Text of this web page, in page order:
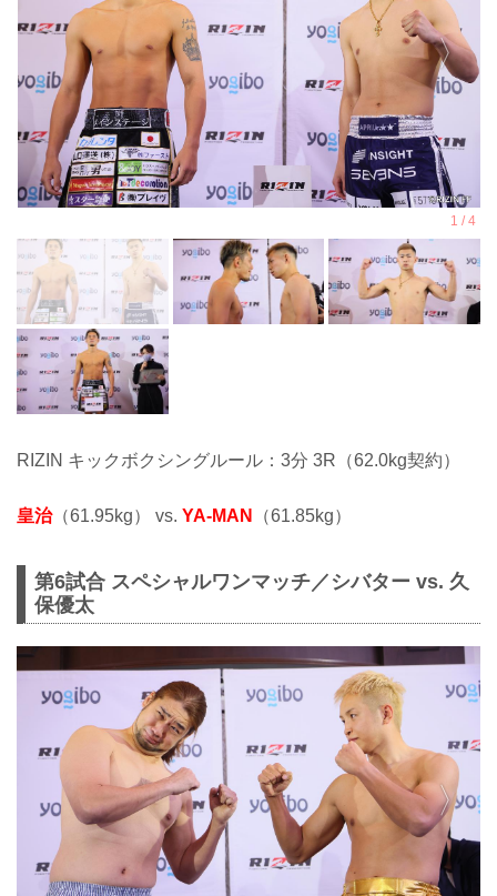
RIZIN キックボクシングルール：3分 3R（62.0kg契約）
皇治（61.95kg） vs. YA-MAN （61.85kg）
第6試合 スペシャルワンマッチ／シバター vs. 久
保優太